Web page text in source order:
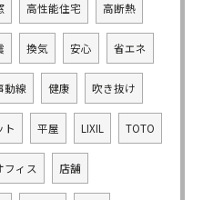
高性能住宅 高断熱
換気 安心 省エネ
動線 健康 吹き抜け
ト 平屋 LIXIL TOTO
フィス 店舗